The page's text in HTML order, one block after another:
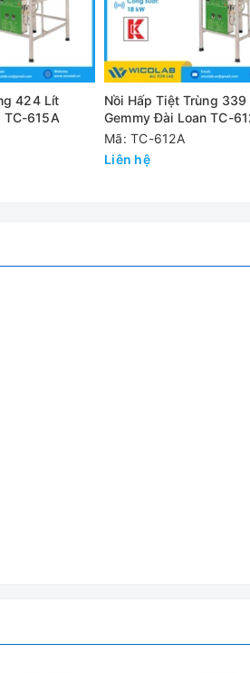
cm², sẽ không thể mở được cửa.
van an toàn sẽ mở xả áp suất tự
nước thấp, van an toàn, Van thải
424 Lít
TC-615A
Nồi Hấp Tiệt Trùng 339
Gemmy Đài Loan TC-
Mã: TC-612A
Liên hệ